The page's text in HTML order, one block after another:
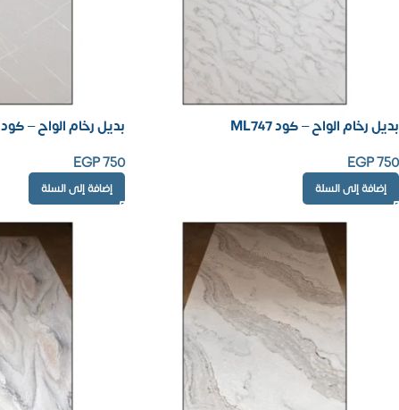
بديل رخام الواح – كود ML747
EGP750
إضافة إلى السلة
بديل رخام الواح – كود ML748
EGP750
إضافة إلى السلة